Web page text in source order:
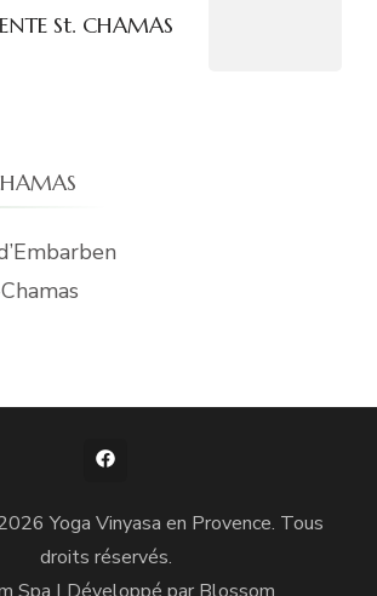
St. CHAMAS
Yoga Vinyasa en Provence. Tous
droits réservés.
Spa | Développé par Blossom